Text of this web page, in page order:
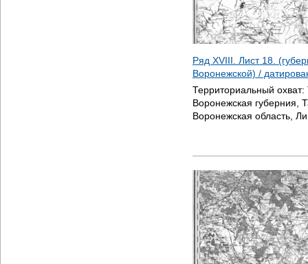
Ряд XVIII. Лист 18.
Воронежской) /
Территориальный охват:
Воронежская губерния,
Воронежская область,